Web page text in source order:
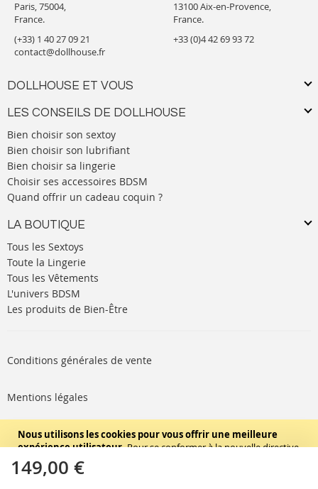
Nous utilisons les cookies pour vous offrir une meilleure
expérience utilisateur.Pour se conformer à la nouvelle directive
concernant la vie privée, nous devons vous demander votre
consentement pour sauvegarder des cookies sur votre ordinateur.
Paris, 75004,
France.
(+33) 1 40 27 09 21
contact@dollhouse.fr
DOLLHOUSE ET VOUS
LES CONSEILS DE DOLLHOUSE
Bien choisir son sextoy
Bien choisir son lubrifiant
Bien choisir sa lingerie
Choisir ses accessoires BDSM
Quand offrir un cadeau coquin ?
LA BOUTIQUE
Tous les Sextoys
Toute la Lingerie
Tous les Vêtements
L'univers BDSM
Les produits de Bien-Être
13100 Aix-en-Provence,
France.
+33 (0)4 42 69 93 72
Conditions générales de vente
Mentions légales
Politique de cookies
149,00 €